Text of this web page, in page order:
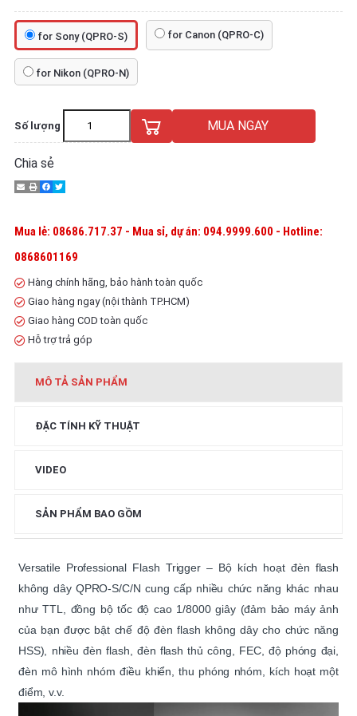
for Sony (QPRO-S) for Canon (QPRO-C)
for Nikon (QPRO-N)
Số lượng MUA NGAY
Chia sẻ
Mua lẻ: 08686.717.37 - Mua sỉ, dự án: 094.9999.600 - Hotline:
0868601169
Hàng chính hãng, bảo hành toàn quốc
Giao hàng ngay (nội thành TP.HCM)
Giao hàng COD toàn quốc
Hỗ trợ trả góp
MÔ TẢ SẢN PHẨM
ĐẶC TÍNH KỸ THUẬT
VIDEO
SẢN PHẨM BAO GỒM
Versatile Professional Flash Trigger – Bộ kích hoạt đèn flash
không dây QPRO-S/C/N cung cấp nhiều chức năng khác nhau
như TTL, đồng bộ tốc độ cao 1/8000 giây (đảm bảo máy ảnh
của bạn được bật chế độ đèn flash không dây cho chức năng
HSS), nhiều đèn flash, đèn flash thủ công, FEC, độ phóng đại,
đèn mô hình nhóm điều khiển, thu phóng nhóm, kích hoạt một
điểm, v.v.